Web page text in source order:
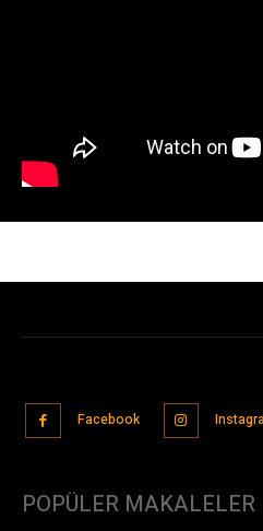
Facebook
POPÜLER MAKALELER